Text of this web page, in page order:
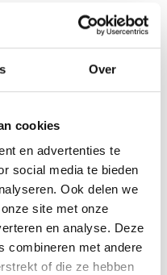
Over
cookies
en advertenties te
social media te bieden
Ook delen we
site met onze
en analyse. Deze
combineren met andere
of die ze hebben
de
Haaglanden-